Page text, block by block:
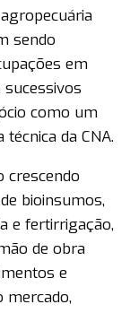
sendo
em
como um
da CNA.
crescendo
bioinsumos,
e fertirrigação,
de obra
e
mercado,